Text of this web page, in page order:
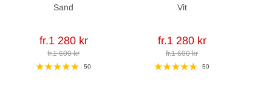
Sand
fr.1 280 kr
fr.1 600 kr
50
Vit
fr.1 280 kr
fr.1 600 kr
50